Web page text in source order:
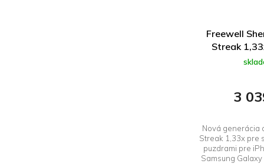
Freewell
Streak
3
Nová generácia
Streak 1,33x pre
puzdrami pre
Samsung Galaxy